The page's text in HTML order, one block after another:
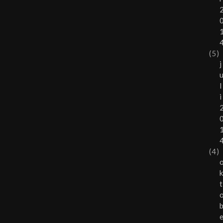
(5)
j
l
i
(4)
k
t